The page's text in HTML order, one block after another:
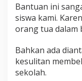
Bantuan ini
siswa kami.
orang tua dalam
Bahkan ada
kesulitan
sekolah.